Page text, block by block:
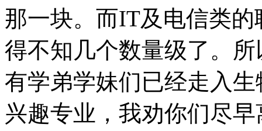
那一块。而IT及电信类
得不知几个数量级了。
有学弟学妹们已经走入
兴趣专业，我劝你们尽